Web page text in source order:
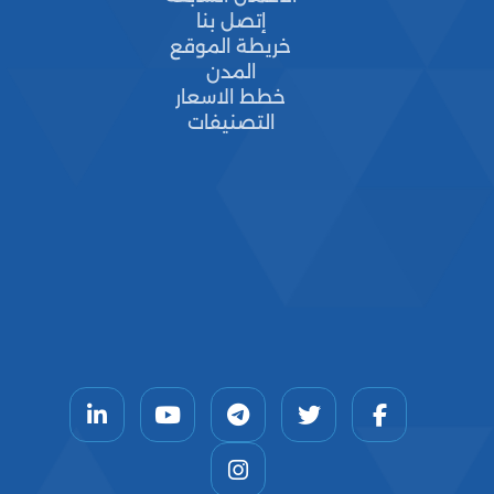
إتصل بنا
خريطة الموقع
المدن
خطط الاسعار
التصنيفات